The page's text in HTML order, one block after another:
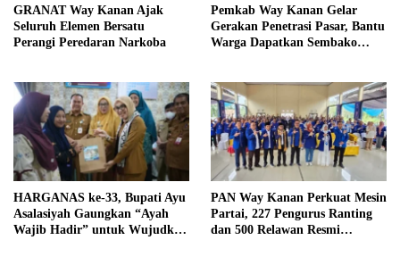
GRANAT Way Kanan Ajak
Seluruh Elemen Bersatu
Perangi Peredaran Narkoba
Pemkab Way Kanan Gelar
Gerakan Penetrasi Pasar, Bantu
Warga Dapatkan Sembako
HARGANAS ke-33, Bupati Ayu
Asalasiyah Gaungkan “Ayah
Wajib Hadir” untuk Wujudkan
PAN Way Kanan Perkuat Mesin
Partai, 227 Pengurus Ranting
dan 500 Relawan Resmi